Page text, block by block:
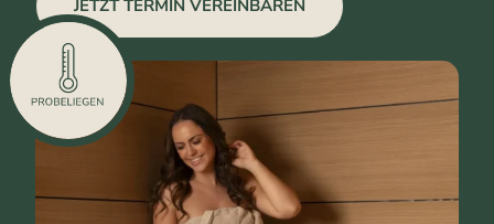
JETZT TERMIN VEREINBAREN